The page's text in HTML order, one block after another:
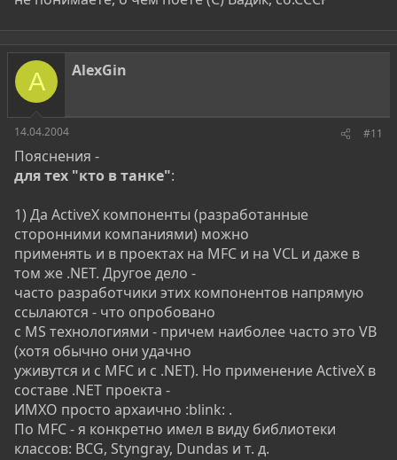
A AlexGin
14.04.2004 #11
Пояснения -
для тех "кто в танке":
1) Да ActiveX компоненты (разработанные
сторонними компаниями) можно
применять и в проектах на MFC и на VCL и даже в
том же .NET. Другое дело -
часто разработчики этих компонентов напрямую
ссылаются - что опробовано
с MS технологиями - причем наиболее часто это VB
(хотя обычно они удачно
уживутся и с MFC и с .NET). Но применение ActiveX в
составе .NET проекта -
ИМХО просто архаично :blink: .
По MFC - я конкретно имел в виду библиотеки
классов: BCG, Styngray, Dundas и т. д.